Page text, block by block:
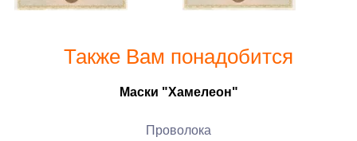
Также Вам понадобится
Маски "Хамелеон"
Проволока